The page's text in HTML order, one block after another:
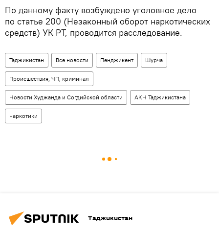
По данному факту возбуждено уголовное дело
по статье 200 (Незаконный оборот наркотических
средств) УК РТ, проводится расследование.
Таджикистан Все новости Пенджикент Шурча
Происшествия, ЧП, криминал
Новости Худжанда и Согдийской области АКН Таджикистана
наркотики
Таджикистан